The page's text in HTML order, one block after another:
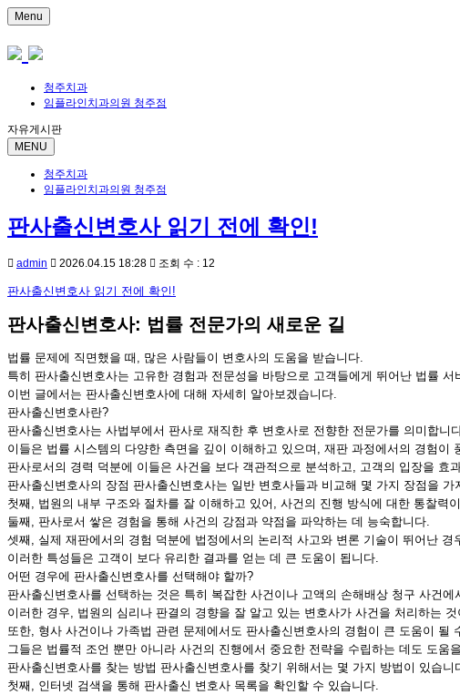
Menu
청주치과
임플라인치과의원 청주점
자유게시판
MENU
청주치과
임플라인치과의원 청주점
판사출신변호사 읽기 전에 확인!
admin 2026.04.15 18:28 조회 수 : 12
판사출신변호사 읽기 전에 확인!
판사출신변호사: 법률 전문가의 새로운 길
법률 문제에 직면했을 때, 많은 사람들이 변호사의 도움을 받습니다.
특히 판사출신변호사는 고유한 경험과 전문성을 바탕으로 고객들에게 뛰어난 법률 서
이번 글에서는 판사출신변호사에 대해 자세히 알아보겠습니다.
판사출신변호사란?
판사출신변호사는 사법부에서 판사로 재직한 후 변호사로 전향한 전문가를 의미합니
이들은 법률 시스템의 다양한 측면을 깊이 이해하고 있으며, 재판 과정에서의 경험이
판사로서의 경력 덕분에 이들은 사건을 보다 객관적으로 분석하고, 고객의 입장을 효
판사출신변호사의 장점 판사출신변호사는 일반 변호사들과 비교해 몇 가지 장점을 가
첫째, 법원의 내부 구조와 절차를 잘 이해하고 있어, 사건의 진행 방식에 대한 통찰력
둘째, 판사로서 쌓은 경험을 통해 사건의 강점과 약점을 파악하는 데 능숙합니다.
셋째, 실제 재판에서의 경험 덕분에 법정에서의 논리적 사고와 변론 기술이 뛰어난 경
이러한 특성들은 고객이 보다 유리한 결과를 얻는 데 큰 도움이 됩니다.
어떤 경우에 판사출신변호사를 선택해야 할까?
판사출신변호사를 선택하는 것은 특히 복잡한 사건이나 고액의 손해배상 청구 사건에
이러한 경우, 법원의 심리나 판결의 경향을 잘 알고 있는 변호사가 사건을 처리하는 것
또한, 형사 사건이나 가족법 관련 문제에서도 판사출신변호사의 경험이 큰 도움이 될
그들은 법률적 조언 뿐만 아니라 사건의 진행에서 중요한 전략을 수립하는 데도 도움
판사출신변호사를 찾는 방법 판사출신변호사를 찾기 위해서는 몇 가지 방법이 있습니
첫째, 인터넷 검색을 통해 판사출신 변호사 목록을 확인할 수 있습니다.